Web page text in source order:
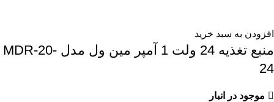
افزودن به سبد خرید
منبع تغذیه 24 ولت 1 آمپر مین ول مدل MDR-20-
24
موجود در انبار